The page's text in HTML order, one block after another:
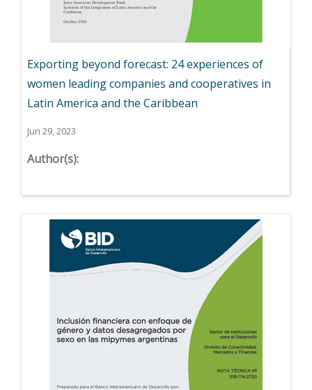
Exporting beyond forecast: 24 experiences of
women leading companies and cooperatives in
Latin America and the Caribbean
Jun 29, 2023
Author(s):